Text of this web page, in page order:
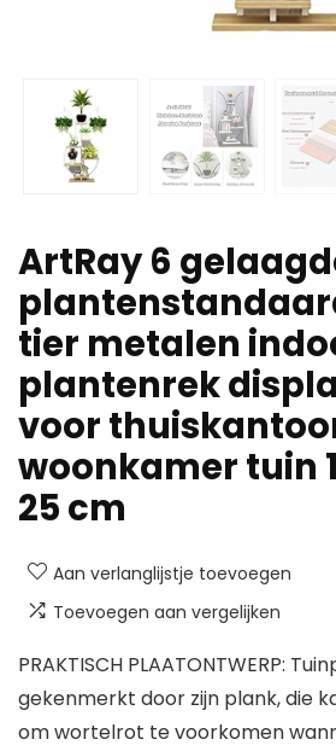
ArtRay 6
tier metalen
plantenrek
voor
woonkamer tuin
25 cm
Aan verlanglijstje toevoegen
Toevoegen aan vergelijken
PRAKTISCH PLAATONTWERP:
gekenmerkt door zijn plank, die
om wortelrot te voorkomen